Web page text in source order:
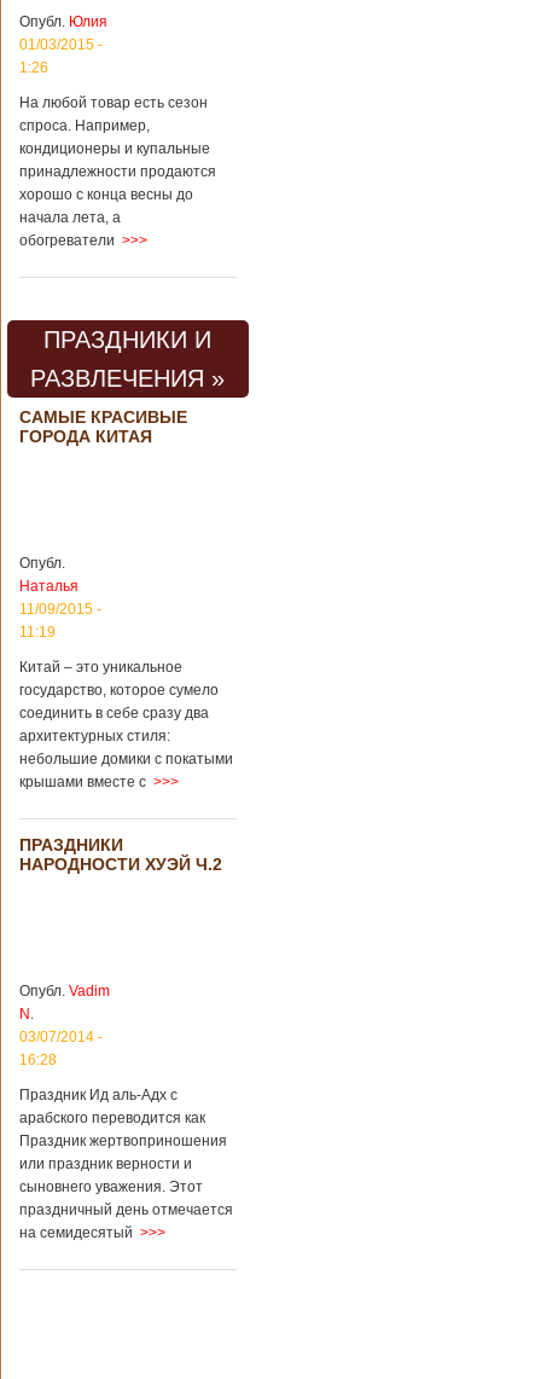
Шаньдун на
предприятии
произошла
пишет ТАСС,
ссылаясь на
информационное
происходило все в
одном из цехов
предприятия, во
время проведения
травмы получили
четыре человека,
погибли шесть
человек.
Обстоятельства
происшествия
Китае могут
стать дешевле
КНР
рассматривает
возможность
снижения
билетов на
большую часть
туристических
объектов Китая.
Пишет об этом
издание South
Как сказано в
сообщении,
решение снизить
поспособствовать
росту внутреннего
туризма с участием
семей, имеющих
средний достаток.
Как рассказал
представитель
Подробнее...
Опубликовано
24/03/2018 - 4:51
Китай хочет
продавать
возвращаемые
спутники
Китай
планирует начать
продвижение
Опубл. Юлия
01/03/2015 -
1:26
На любой товар есть сезон
спроса. Например,
кондиционеры и купальные
принадлежности продаются
хорошо с конца весны до
начала лета, а
обогреватели >>>
ПРАЗДНИКИ И
РАЗВЛЕЧЕНИЯ »
САМЫЕ КРАСИВЫЕ
ГОРОДА КИТАЯ
Опубл.
Наталья
11/09/2015 -
11:19
Китай – это уникальное
государство, которое сумело
соединить в себе сразу два
архитектурных стиля:
небольшие домики с покатыми
крышами вместе с >>>
ПРАЗДНИКИ
НАРОДНОСТИ ХУЭЙ Ч.2
Опубл. Vadim
N.
03/07/2014 -
16:28
Праздник Ид аль-Адх с
арабского переводится как
Праздник жертвоприношения
или праздник верности и
сыновнего уважения. Этот
праздничный день отмечается
на семидесятый >>>